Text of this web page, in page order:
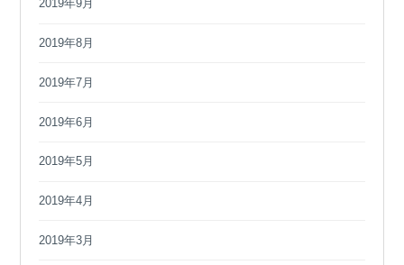
2019年9月
2019年8月
2019年7月
2019年6月
2019年5月
2019年4月
2019年3月